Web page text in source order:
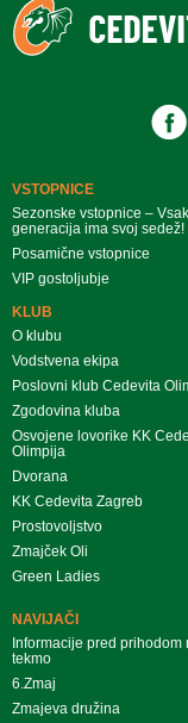
VSTOPNICE
Sezonske vstopnice –
generacija ima svoj sedež!
Posamične vstopnice
VIP gostoljubje
KLUB
O klubu
Vodstvena ekipa
Poslovni klub Cedevita
Zgodovina kluba
Osvojene lovorike KK
Olimpija
Dvorana
KK Cedevita Zagreb
Prostovoljstvo
Zmajček Oli
Green Ladies
NAVIJAČI
Informacije pred prihodom
tekmo
6.Zmaj
Zmajeva družina